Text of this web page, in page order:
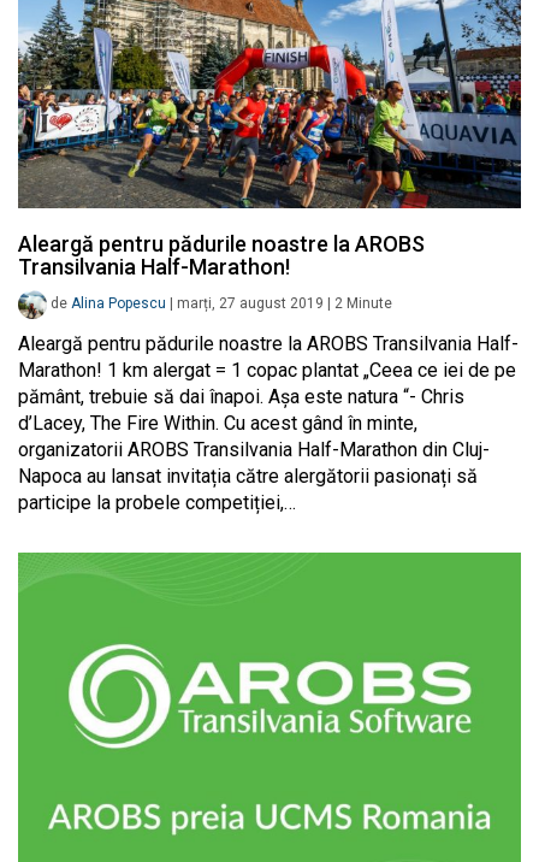
Aleargă pentru pădurile noastre la AROBS
Transilvania Half-Marathon!
de Alina Popescu marți, 27 august 2019 2 Minute
Aleargă pentru pădurile noastre la AROBS Transilvania Half-
Marathon! 1 km alergat = 1 copac plantat „Ceea ce iei de pe
pământ, trebuie să dai înapoi. Așa este natura “- Chris
d’Lacey, The Fire Within. Cu acest gând în minte,
organizatorii AROBS Transilvania Half-Marathon din Cluj-
Napoca au lansat invitația către alergătorii pasionați să
participe la probele competiției,…